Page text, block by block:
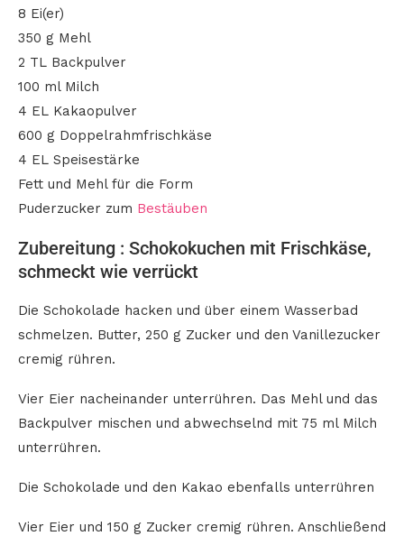
8 Ei(er)
350 g Mehl
2 TL Backpulver
100 ml Milch
4 EL Kakaopulver
600 g Doppelrahmfrischkäse
4 EL Speisestärke
Fett und Mehl für die Form
Puderzucker zum Bestäuben
Zubereitung : Schokokuchen mit Frischkäse,
schmeckt wie verrückt
Die Schokolade hacken und über einem Wasserbad
schmelzen. Butter, 250 g Zucker und den Vanillezucker
cremig rühren.
Vier Eier nacheinander unterrühren. Das Mehl und das
Backpulver mischen und abwechselnd mit 75 ml Milch
unterrühren.
Die Schokolade und den Kakao ebenfalls unterrühren
Vier Eier und 150 g Zucker cremig rühren. Anschließend